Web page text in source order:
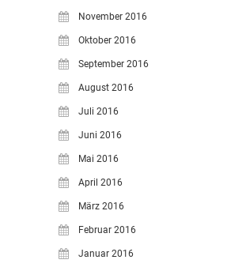
November 2016
Oktober 2016
September 2016
August 2016
Juli 2016
Juni 2016
Mai 2016
April 2016
März 2016
Februar 2016
Januar 2016